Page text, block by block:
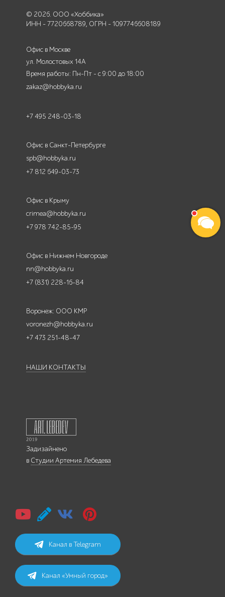
© 2026. ООО «Хоббика»
ИНН - 7720668789, ОГРН - 1097746608189
Офис в Москве
ул. Молостовых 14А
Время работы: Пн-Пт - с 9:00 до 18:00
zakaz@hobbyka.ru
+7 495 248-03-18
Офис в Санкт-Петербурге
spb@hobbyka.ru
+7 812 649-03-73
Офис в Крыму
crimea@hobbyka.ru
+7 978 742-85-95
Офис в Нижнем Новгороде
nn@hobbyka.ru
+7 (831) 228-16-84
Воронеж: ООО КМР
voronezh@hobbyka.ru
+7 473 251-48-47
НАШИ КОНТАКТЫ
Задизайнено
в Студии Артемия Лебедева
Канал в Telegram
Канал «Умный город»